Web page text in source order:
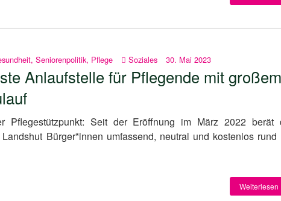
, Seniorenpolitik, Pflege Soziales 30. Mai 2023
Anlaufstelle für Pflegende mit großem
Pflegestützpunkt: Seit der Eröffnung im März 2022 berät
Bürger*innen umfassend, neutral und kostenlos rund
Weiterlesen